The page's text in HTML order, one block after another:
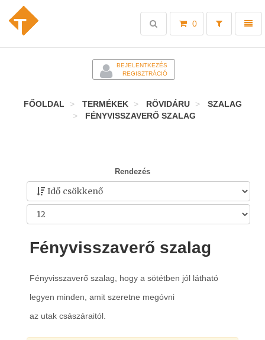
Toggle
0
Toggle
search
BEJELENTKEZÉS
REGISZTRÁCIÓ
FŐOLDAL TERMÉKEK RÖVIDÁRU
SZALAG
FÉNYVISSZAVERŐ SZALAG
Rendezés
Fényvisszaverő szalag
Fényvisszaverő szalag, hogy a sötétben jól látható
legyen minden, amit szeretne megóvni
az utak császáraitól.